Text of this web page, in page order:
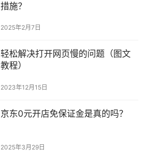
措施？
2025年2月7日
轻松解决打开网页慢的问题（图文
教程）
2023年12月15日
京东0元开店免保证金是真的吗？
2025年3月29日